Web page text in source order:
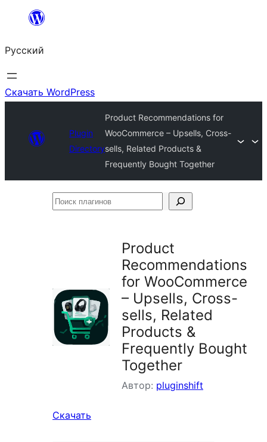
Перейти
содержимому
Русский
Скачать WordPress
Plugin
Directory
Product Recommendations for
WooCommerce – Upsells, Cross-
sells, Related Products &
Frequently Bought Together
Поиск
Product
Recommendations
for WooCommerce
– Upsells, Cross-
sells, Related
Products &
Frequently Bought
Together
Автор: pluginshift
Скачать